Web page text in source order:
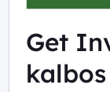
Get